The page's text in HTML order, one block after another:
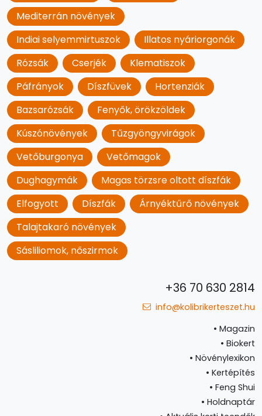
Mediterrán növények
Indiai selyemmirtuszok
Illatos nyáriorgonák
Rózsák
Cserjék
Klematiszok
Páfrányok
Díszfüvek
Hortenziák
Bazsarózsák
Fenyők, örökzöldek
Kúszónövények
Tűzgyöngyvirágok
Vetőburgonya
Vetőmagok
Dughagymák
Magas törzsre oltott díszfák
Elfogyott
Díszfák
Árnyéktűrő növények
Talajtakaró növények
Sásliliomok, nőszirmok
+36 70 630 2814
info@kolibrikerteszet.hu
• Magazin
• Biokert
• Növénylexikon
• Kertépítés
• Feng Shui
• Holdnaptár